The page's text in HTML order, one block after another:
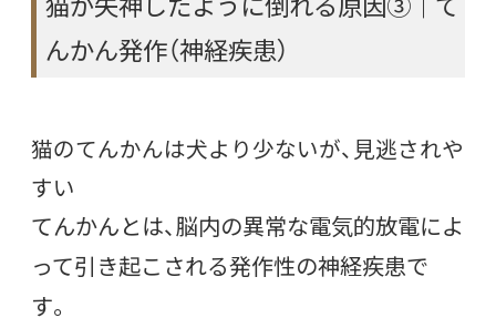
んかん発作（神経疾患）
猫のてんかんは犬より少ないが、見逃されや
すい
てんかんとは、脳内の異常な電気的放電によ
って引き起こされる発作性の神経疾患で
す。